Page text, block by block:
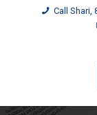
Call Shari,